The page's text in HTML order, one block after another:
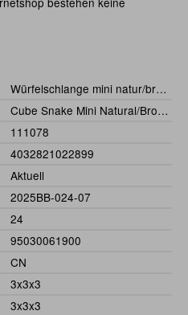
Würfelschlange mini natur/braun
Cube Snake Mini Natural/Brown
111078
4032821022899
Aktuell
2025BB-024-07
24
95030061900
CN
3x3x3
3x3x3